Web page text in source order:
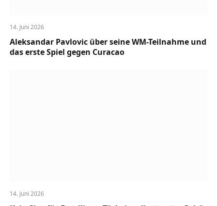
14. Juni 2026
Aleksandar Pavlovic über seine WM-Teilnahme und
das erste Spiel gegen Curacao
14. Juni 2026